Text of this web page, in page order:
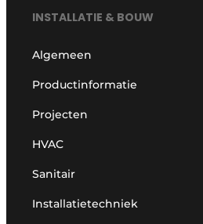
INSTALLATIE & BOUW
Algemeen
Productinformatie
Projecten
HVAC
Sanitair
Installatietechniek